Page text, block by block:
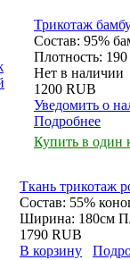
Трикотаж
Состав: 95%
Плотность:
Нет в наличии
1200 RUB
Уведомить о
Подробнее
Купить в один
Ткань трикотаж
Состав: 55%
Ширина: 180см
1790 RUB
В корзину